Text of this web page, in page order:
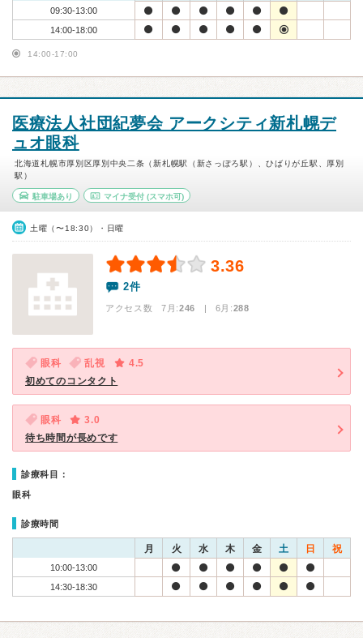
09:30-13:00
14:00-18:00
14:00-17:00
医療法人社団紀夢会 アークシティ新札幌デ
ュオ眼科
北海道札幌市厚別区厚別中央二条（新札幌駅（新さっぽろ駅）、ひばりが丘駅、厚別
駅）
駐車場あり マイナ受付(スマホ可)
土曜（〜18:30）・日曜
3.36
2件
アクセス数 7月:246 | 6月:288
眼科 乱視
4.5
初めてのコンタクト
眼科
3.0
待ち時間が長めです
診療科目：
眼科
診療時間
月 火 水 木 金 土 日 祝
10:00-13:00
14:30-18:30